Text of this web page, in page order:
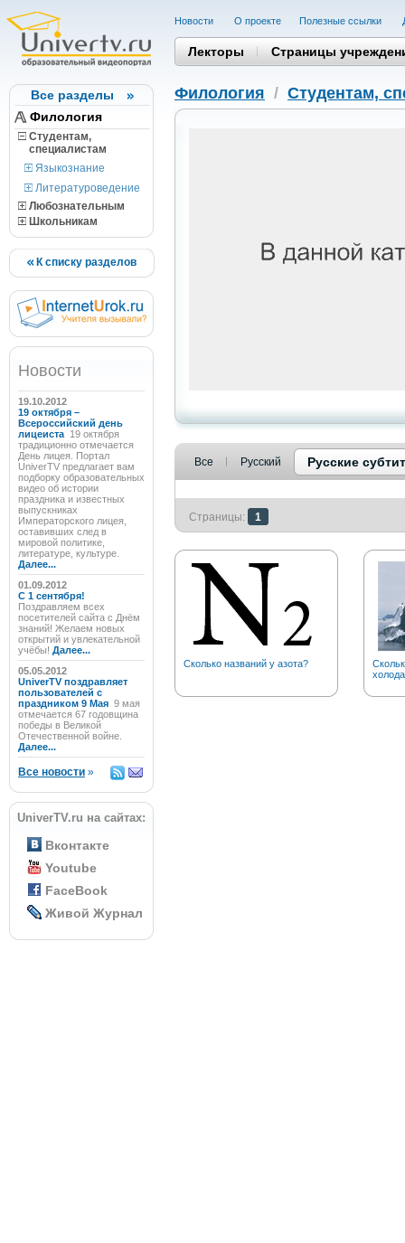
Все разделы
Филология
Студентам,
cпециалистам
Языкознание
Литературоведение
Любознательным
Школьникам
К списку разделов
Новости
19.10.2012
19 октября –
Всероссийский день
лицеиста 19 октября
традиционно отмечается
День лицея. Портал
UniverTV предлагает вам
подборку образовательных
видео об истории
праздника и известных
выпускниках
Императорского лицея,
оставивших след в
мировой политике,
литературе, культуре.
Далее...
01.09.2012
C 1 сентября!
Поздравляем всех
посетителей сайта с Днём
знаний! Желаем новых
открытий и увлекательной
учёбы! Далее...
05.05.2012
UniverTV поздравляет
пользователей с
праздником 9 Мая 9 мая
отмечается 67 годовщина
победы в Великой
Отечественной войне.
Далее...
Все новости »
UniverTV.ru на сайтах:
Вконтакте
Youtube
FaceBook
Живой Журнал
Новости О проекте Полезные cсылки
Лекторы Страницы
Филология / Студентам,
Все Русский Русские
Страницы: 1
Сколько названий у азота?